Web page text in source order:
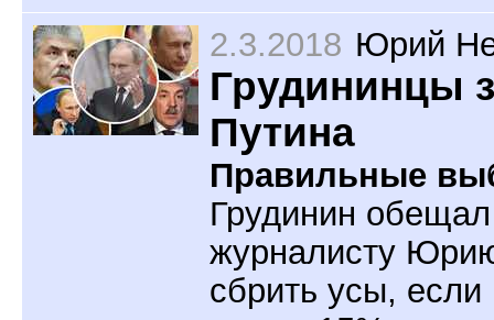
2.3.2018 Юрий
Грудининцы
Путина
Правильные
Грудинин обещал
журналисту
сбрить усы, если